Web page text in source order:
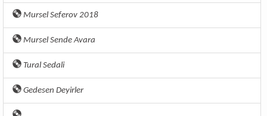
Mursel Seferov 2018
Mursel Sende Avara
Tural Sedali
Gedesen Deyirler